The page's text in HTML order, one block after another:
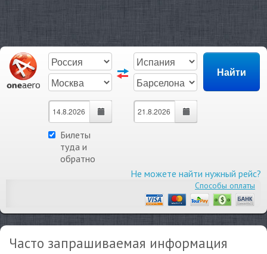
Билеты
туда и
обратно
Не можете найти нужный рейс?
Способы оплаты
Часто запрашиваемая информация